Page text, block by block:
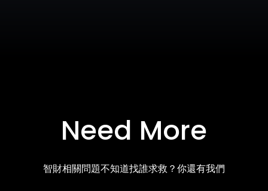
Need More
智財相關問題不知道找誰求救？你還有我們